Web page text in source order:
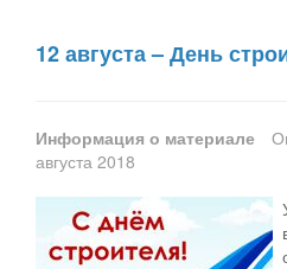
12 августа – День
Информация о материале
августа 2018